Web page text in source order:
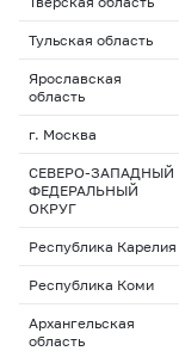
Тульская область
Ярославская
область
г. Москва
СЕВЕРО-ЗАПАДНЫЙ
ФЕДЕРАЛЬНЫЙ
ОКРУГ
Республика Карелия
Республика Коми
Архангельская
область